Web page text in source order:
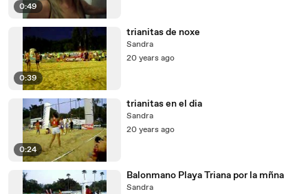
0:49
0:39
trianitas de noxe
Sandra
20 years ago
0:24
trianitas en el dia
Sandra
20 years ago
Balonmano Playa Triana por la mñna
Sandra